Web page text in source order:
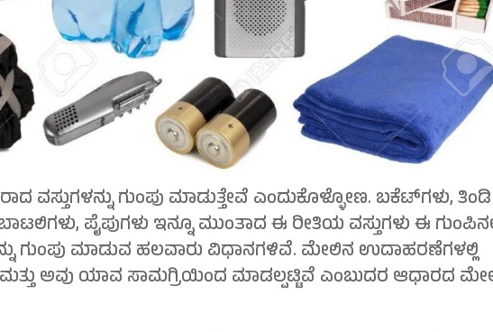
ವಸ್ತುಗಳನ್ನು ಗುಂಪು ಮಾಡುತ್ತೇವೆ ಎಂದುಕೊಳ್ಳೋಣ. ಬಕೆಟ್‍ಗಳು, ತಿಂಡಿ
ಪೈಪುಗಳು ಇನ್ನೂ ಮುಂತಾದ ಈ ರೀತಿಯ ವಸ್ತುಗಳು ಈ
ಗುಂಪು ಮಾಡುವ ಹಲವಾರು ವಿಧಾನಗಳಿವೆ. ಮೇಲಿನ ಉದಾಹರಣೆಗಳಲ್ಲಿ
ಮತ್ತು ಅವು ಯಾವ ಸಾಮಗ್ರಿಯಿಂದ ಮಾಡಲ್ಪಟ್ಟಿವೆ ಎಂಬುದರ ಆಧಾರದ